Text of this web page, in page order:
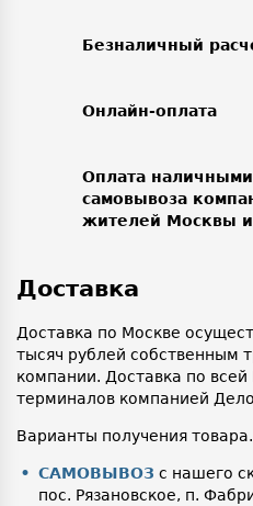
Безналичный
Онлайн-оплата
Оплата
самовывоза
жителей Москвы и
Доставка
Доставка по Москве
тысяч рублей собственным
компании. Доставка по всей
терминалов компанией
Варианты получения товара.
САМОВЫВОЗ с нашего
пос. Рязановское, п.